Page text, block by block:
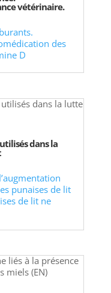
vétérinaire.
des
D
dans la
punaises de lit
de lit ne